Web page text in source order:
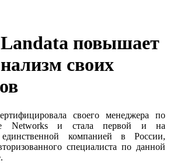
Landata повышает
своих
своего менеджера по
Networks и стала первой и на
компанией в России,
специалиста по данной